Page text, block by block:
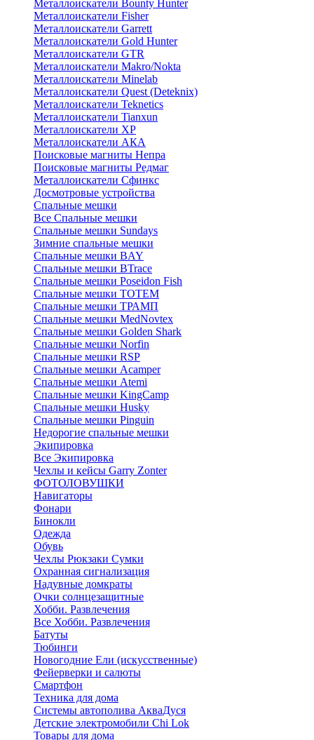
Металлоискатели Bounty Hunter
Металлоискатели Fisher
Металлоискатели Garrett
Металлоискатели Gold Hunter
Металлоискатели GTR
Металлоискатели Makro/Nokta
Металлоискатели Minelab
Металлоискатели Quest (Deteknix)
Металлоискатели Teknetics
Металлоискатели Tianxun
Металлоискатели XP
Металлоискатели АКА
Поисковые магниты Непра
Поисковые магниты Редмаг
Металлоискатели Сфинкс
Досмотровые устройства
Спальные мешки
Все Спальные мешки
Спальные мешки Sundays
Зимние спальные мешки
Спальные мешки BAY
Спальные мешки BTrace
Спальные мешки Poseidon Fish
Спальные мешки ТОТЕМ
Спальные мешки ТРАМП
Cпальные мешки MedNovtex
Спальные мешки Golden Shark
Спальные мешки Norfin
Спальные мешки RSP
Спальные мешки Acamper
Спальные мешки Atemi
Спальные мешки KingCamp
Спальные мешки Husky
Спальные мешки Pinguin
Недорогие спальные мешки
Экипировка
Все Экипировка
Чехлы и кейсы Garry Zonter
ФОТОЛОВУШКИ
Навигаторы
Фонари
Бинокли
Одежда
Обувь
Чехлы Рюкзаки Сумки
Охранная сигнализация
Надувные домкраты
Очки солнцезащитные
Хобби. Развлечения
Все Хобби. Развлечения
Батуты
Тюбинги
Новогодние Ели (искусственные)
Фейерверки и салюты
Смартфон
Техника для дома
Системы автополива АкваДуся
Детские электромобили Chi Lok
Товары для дома